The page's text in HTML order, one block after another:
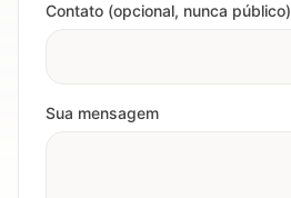
Contato (opcional, nunca público)
Sua mensagem